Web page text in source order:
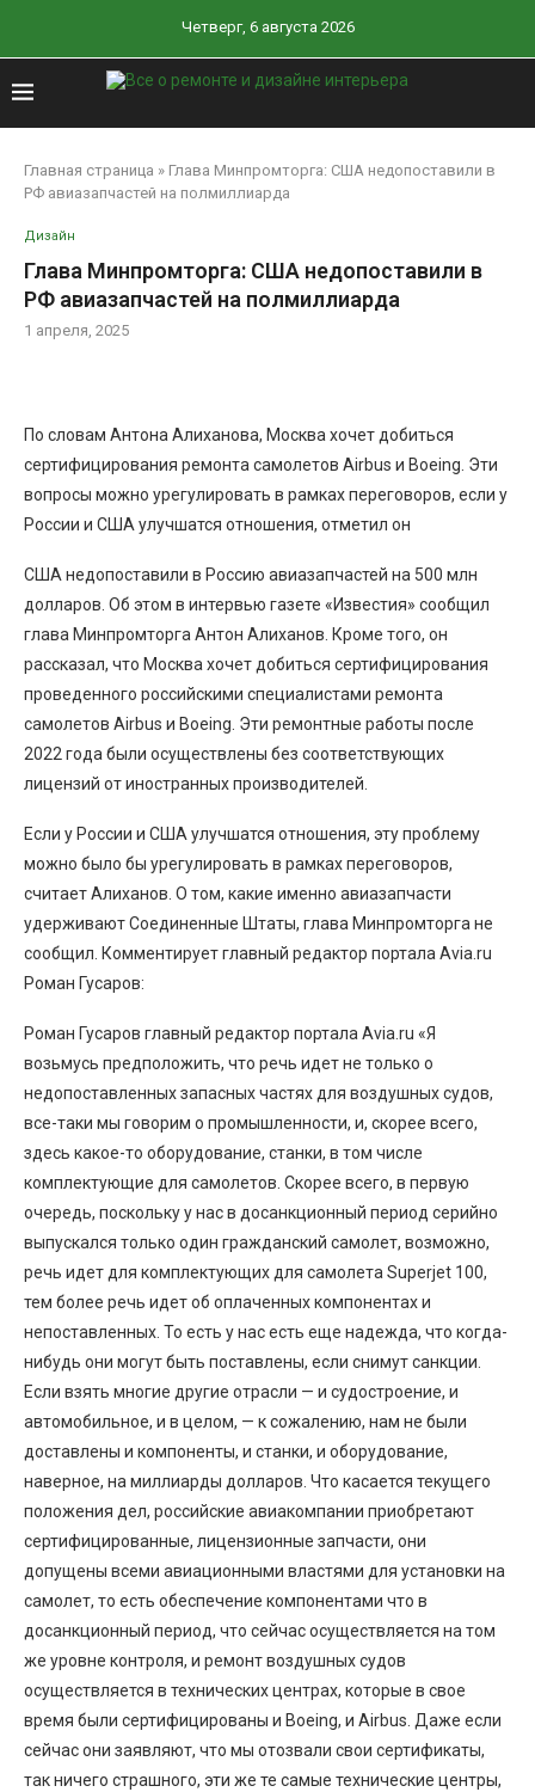
Четверг, 6 августа 2026
Главная страница » Глава Минпромторга: США недопоставили в
РФ авиазапчастей на полмиллиарда
Дизайн
Глава Минпромторга: США недопоставили в
РФ авиазапчастей на полмиллиарда
1 апреля, 2025
По словам Антона Алиханова, Москва хочет добиться
сертифицирования ремонта самолетов Airbus и Boeing. Эти
вопросы можно урегулировать в рамках переговоров, если у
России и США улучшатся отношения, отметил он
США недопоставили в Россию авиазапчастей на 500 млн
долларов. Об этом в интервью газете «Известия» сообщил
глава Минпромторга Антон Алиханов. Кроме того, он
рассказал, что Москва хочет добиться сертифицирования
проведенного российскими специалистами ремонта
самолетов Airbus и Boeing. Эти ремонтные работы после
2022 года были осуществлены без соответствующих
лицензий от иностранных производителей.
Если у России и США улучшатся отношения, эту проблему
можно было бы урегулировать в рамках переговоров,
считает Алиханов. О том, какие именно авиазапчасти
удерживают Соединенные Штаты, глава Минпромторга не
сообщил. Комментирует главный редактор портала Avia.ru
Роман Гусаров:
Роман Гусаров главный редактор портала Avia.ru «Я
возьмусь предположить, что речь идет не только о
недопоставленных запасных частях для воздушных судов,
все-таки мы говорим о промышленности, и, скорее всего,
здесь какое-то оборудование, станки, в том числе
комплектующие для самолетов. Скорее всего, в первую
очередь, поскольку у нас в досанкционный период серийно
выпускался только один гражданский самолет, возможно,
речь идет для комплектующих для самолета Superjet 100,
тем более речь идет об оплаченных компонентах и
непоставленных. То есть у нас есть еще надежда, что когда-
нибудь они могут быть поставлены, если снимут санкции.
Если взять многие другие отрасли — и судостроение, и
автомобильное, и в целом, — к сожалению, нам не были
доставлены и компоненты, и станки, и оборудование,
наверное, на миллиарды долларов. Что касается текущего
положения дел, российские авиакомпании приобретают
сертифицированные, лицензионные запчасти, они
допущены всеми авиационными властями для установки на
самолет, то есть обеспечение компонентами что в
досанкционный период, что сейчас осуществляется на том
же уровне контроля, и ремонт воздушных судов
осуществляется в технических центрах, которые в свое
время были сертифицированы и Boeing, и Airbus. Даже если
сейчас они заявляют, что мы отозвали свои сертификаты,
так ничего страшного, эти же те самые технические центры,